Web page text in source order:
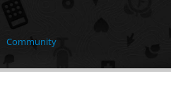
Community